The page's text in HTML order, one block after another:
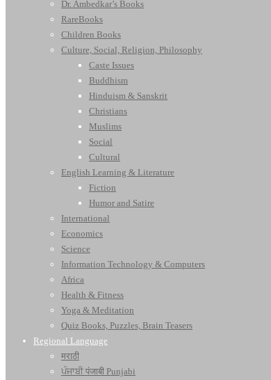
Dr. Ambedkar’s Books
RareBooks
Children Books
Culture, Social, Religion, Philosophy
Caste Issues
Buddhism
Hinduism & Sanskrit
Christians
Muslims
Social
Cultural
English Learning & Literature
Fiction
Humor and Satire
International
Economics
Science
Information Technology & Computers
Africa
Health & Fitness
Yoga & Meditation
Quiz Books, Puzzles, Brain Teasers
Regional Language
मराठी
ਪੰਜਾਬੀ पंजाबी Punjabi